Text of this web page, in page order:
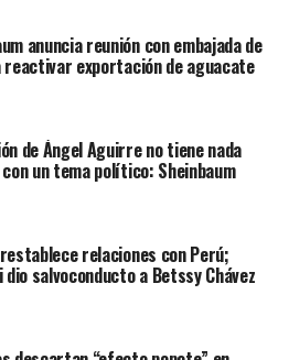
anuncia reunión con embajada de
reactivar exportación de aguacate
de Ángel Aguirre no tiene nada
un tema político: Sheinbaum
relaciones con Perú;
dio salvoconducto a Betssy Chávez